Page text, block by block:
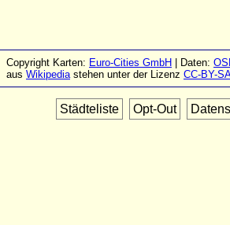
Copyright Karten: Euro-Cities GmbH | Daten:
aus Wikipediastehen unter der Lizenz CC-BY-
Städteliste Opt-Out